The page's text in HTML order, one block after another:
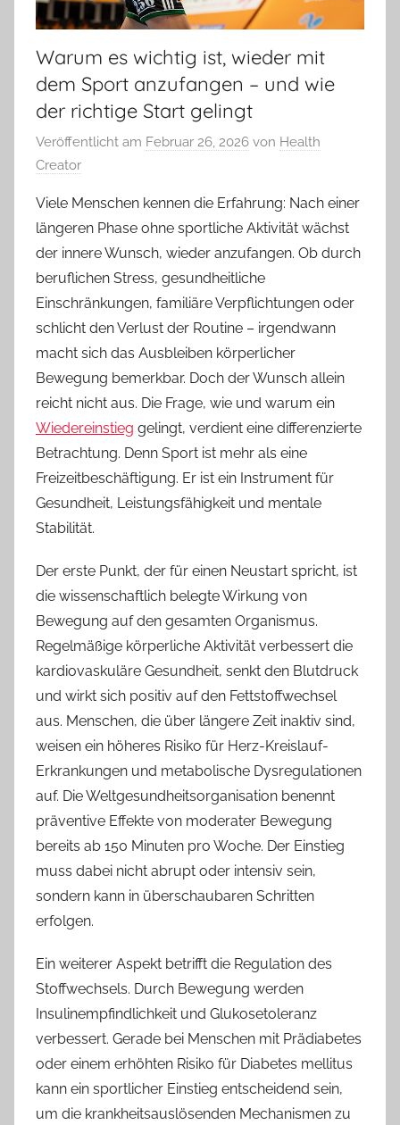
Warum es wichtig ist, wieder mit
dem Sport anzufangen – und wie
der richtige Start gelingt
Veröffentlicht am Februar 26, 2026 von Health
Creator
Viele Menschen kennen die Erfahrung: Nach einer
längeren Phase ohne sportliche Aktivität wächst
der innere Wunsch, wieder anzufangen. Ob durch
beruflichen Stress, gesundheitliche
Einschränkungen, familiäre Verpflichtungen oder
schlicht den Verlust der Routine – irgendwann
macht sich das Ausbleiben körperlicher
Bewegung bemerkbar. Doch der Wunsch allein
reicht nicht aus. Die Frage, wie und warum ein
Wiedereinstieg gelingt, verdient eine differenzierte
Betrachtung. Denn Sport ist mehr als eine
Freizeitbeschäftigung. Er ist ein Instrument für
Gesundheit, Leistungsfähigkeit und mentale
Stabilität.
Der erste Punkt, der für einen Neustart spricht, ist
die wissenschaftlich belegte Wirkung von
Bewegung auf den gesamten Organismus.
Regelmäßige körperliche Aktivität verbessert die
kardiovaskuläre Gesundheit, senkt den Blutdruck
und wirkt sich positiv auf den Fettstoffwechsel
aus. Menschen, die über längere Zeit inaktiv sind,
weisen ein höheres Risiko für Herz-Kreislauf-
Erkrankungen und metabolische Dysregulationen
auf. Die Weltgesundheitsorganisation benennt
präventive Effekte von moderater Bewegung
bereits ab 150 Minuten pro Woche. Der Einstieg
muss dabei nicht abrupt oder intensiv sein,
sondern kann in überschaubaren Schritten
erfolgen.
Ein weiterer Aspekt betrifft die Regulation des
Stoffwechsels. Durch Bewegung werden
Insulinempfindlichkeit und Glukosetoleranz
verbessert. Gerade bei Menschen mit Prädiabetes
oder einem erhöhten Risiko für Diabetes mellitus
kann ein sportlicher Einstieg entscheidend sein,
um die krankheitsauslösenden Mechanismen zu